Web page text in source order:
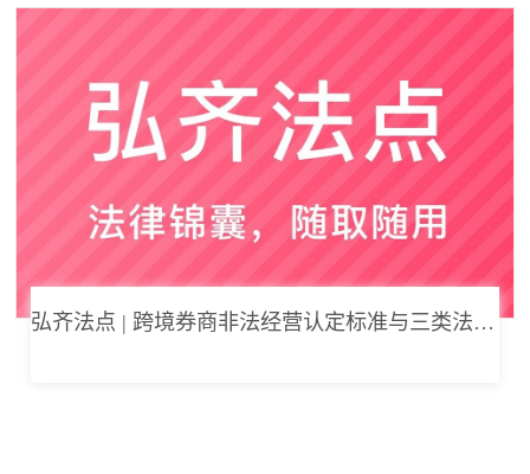
弘齐法点 | 跨境券商非法经营认定标准与三类法律风险边界